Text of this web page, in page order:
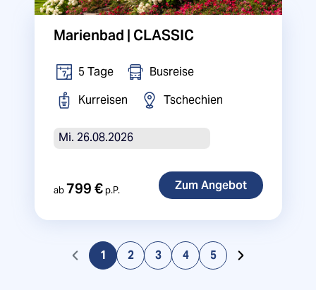
Marienbad | CLASSIC
5 Tage
Busreise
Kurreisen
Tschechien
Mi. 26.08.2026
ab799 €p.P.
1 2 3 4 5